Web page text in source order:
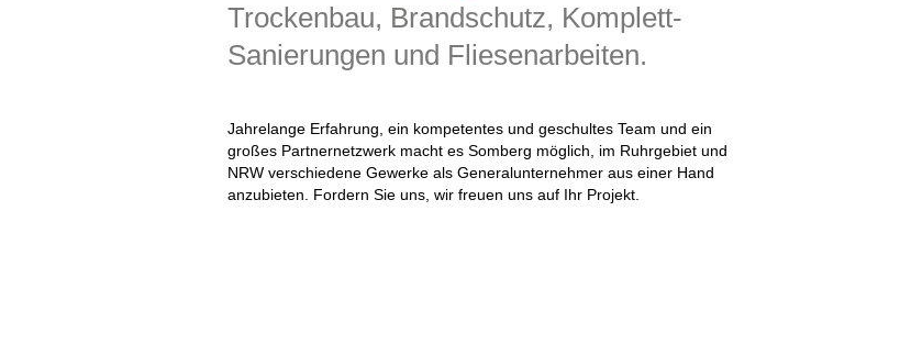
Trockenbau, Brandschutz, Komplett-
Sanierungen und Fliesenarbeiten.
Jahrelange Erfahrung, ein kompetentes und geschultes Team und ein
großes Partnernetzwerk macht es Somberg möglich, im Ruhrgebiet und
NRW verschiedene Gewerke als Generalunternehmer aus einer Hand
anzubieten. Fordern Sie uns, wir freuen uns auf Ihr Projekt.